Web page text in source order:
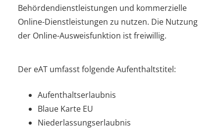
Behördendienstleistungen und kommerzielle
Online-Dienstleistungen zu nutzen. Die Nutzung
der Online-Ausweisfunktion ist freiwillig.
Der eAT umfasst folgende Aufenthaltstitel:
Aufenthaltserlaubnis
Blaue Karte EU
Niederlassungserlaubnis